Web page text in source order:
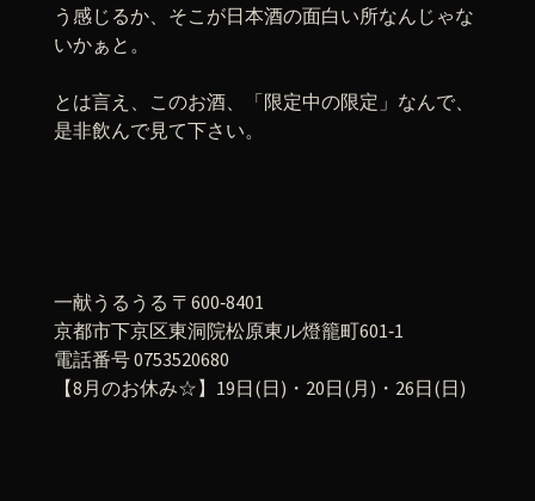
う感じるか、そこが日本酒の面白い所なんじゃな
いかぁと。
とは言え、このお酒、「限定中の限定」なんで、
是非飲んで見て下さい。
一献うるうる 〒600‐8401
京都市下京区東洞院松原東ル燈籠町601‐1
電話番号 0753520680
【8月のお休み☆】19日(日)・20日(月)・26日(日)